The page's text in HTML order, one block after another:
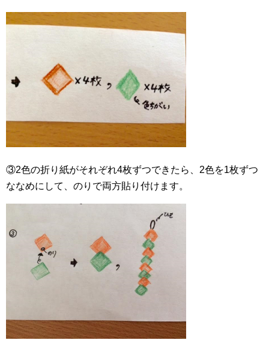
③2色の折り紙がそれぞれ4枚ずつできたら、2色を1枚ずつ
ななめにして、のりで両方貼り付けます。